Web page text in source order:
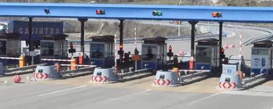
País Vasco